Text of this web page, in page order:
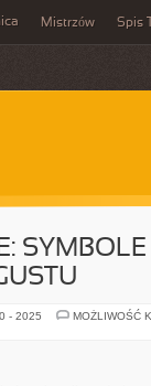
Mistrzów Spis
- 2025
MOŻLIWOŚĆ